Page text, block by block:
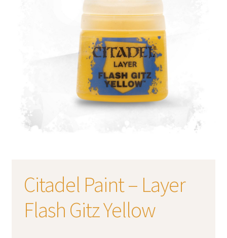
Citadel Paint – Layer
Flash Gitz Yellow